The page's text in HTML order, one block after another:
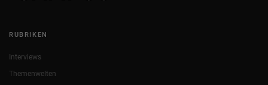
RUBRIKEN
Interviews
Themenwelten